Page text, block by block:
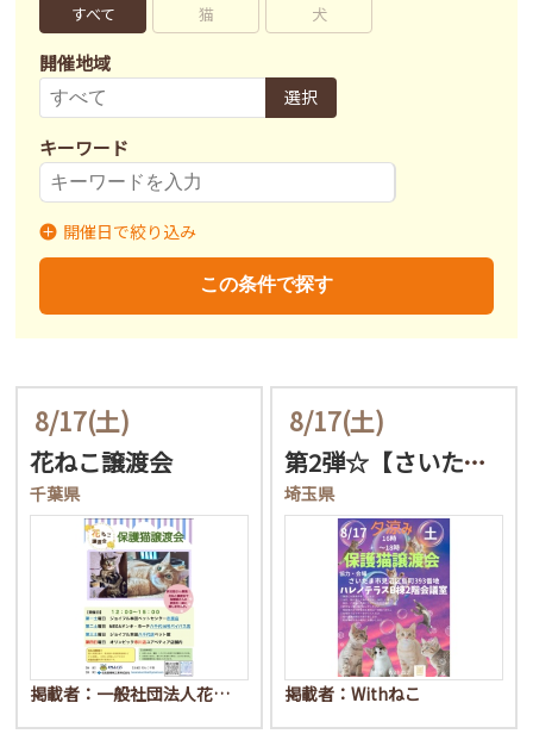
すべて 猫 犬
開催地域
選択
キーワード
開催日開催日で絞り込み
この条件で探す
8/17(土)
花ねこ譲渡会
千葉県
掲載者：一般社団法人花…
8/17(土)
第2弾☆【さいたま市】８…
埼玉県
掲載者：Withねこ